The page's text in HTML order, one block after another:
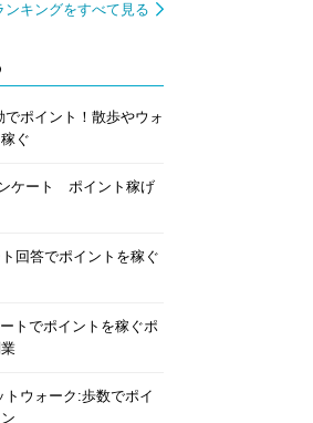
ンキングをすべて見る
でポイント！散歩やウォ
ぐ
ケート ポイント稼げ
回答でポイントを稼ぐ
トでポイントを稼ぐポ
ウォーク:歩数でポイ